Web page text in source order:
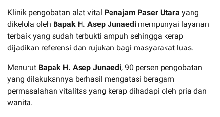
Klinik pengobatan alat vital Penajam Paser Utara yang
dikelola oleh Bapak H. Asep Junaedi mempunyai layanan
terbaik yang sudah terbukti ampuh sehingga kerap
dijadikan referensi dan rujukan bagi masyarakat luas.
Menurut Bapak H. Asep Junaedi, 90 persen pengobatan
yang dilakukannya berhasil mengatasi beragam
permasalahan vitalitas yang kerap dihadapi oleh pria dan
wanita.